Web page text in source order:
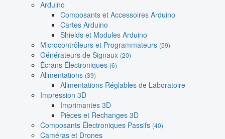
Arduino
Composants et Accessoires Arduino
Cartes Arduino
Shields et Modules Arduino
Microcontrôleurs et Programmateurs (59)
Générateurs de Signaux (20)
Écrans Électroniques (6)
Alimentations (39)
Alimentations Réglables de Laboratoire
Impression 3D
Imprimantes 3D
Pièces et Rechanges 3D
Composants Électroniques Passifs (40)
Caméras et Drones